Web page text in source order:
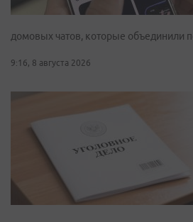
домовых чатов, которые объединили
9:16, 8 августа 2026